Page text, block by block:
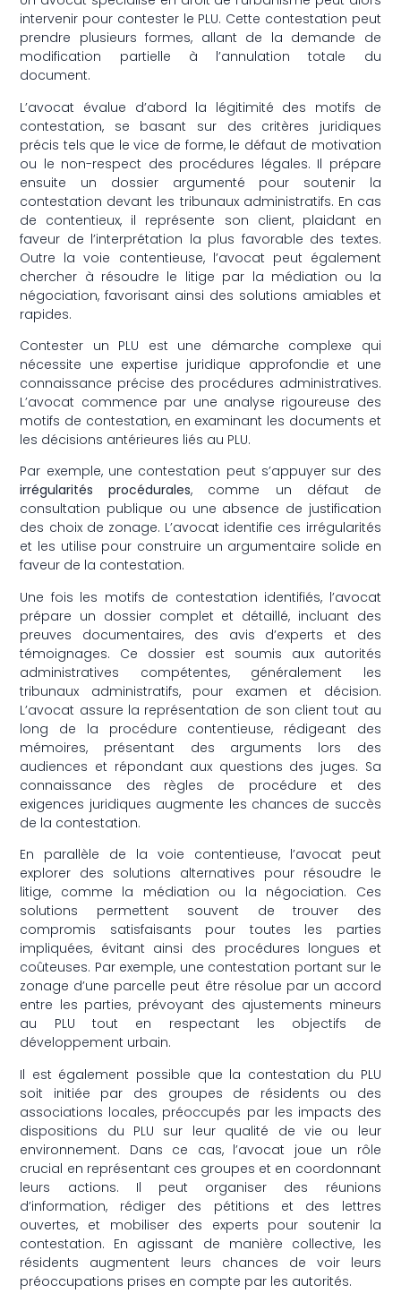
intervenir pour contester le PLU. Cette contestation peut
prendre plusieurs formes, allant de la demande de
modification partielle à l’annulation totale du
document.
L’avocat évalue d’abord la légitimité des motifs de
contestation, se basant sur des critères juridiques
précis tels que le vice de forme, le défaut de motivation
ou le non-respect des procédures légales. Il prépare
ensuite un dossier argumenté pour soutenir la
contestation devant les tribunaux administratifs. En cas
de contentieux, il représente son client, plaidant en
faveur de l’interprétation la plus favorable des textes.
Outre la voie contentieuse, l’avocat peut également
chercher à résoudre le litige par la médiation ou la
négociation, favorisant ainsi des solutions amiables et
rapides.
Contester un PLU est une démarche complexe qui
nécessite une expertise juridique approfondie et une
connaissance précise des procédures administratives.
L’avocat commence par une analyse rigoureuse des
motifs de contestation, en examinant les documents et
les décisions antérieures liés au PLU.
Par exemple, une contestation peut s’appuyer sur des
irrégularités procédurales, comme un défaut de
consultation publique ou une absence de justification
des choix de zonage. L’avocat identifie ces irrégularités
et les utilise pour construire un argumentaire solide en
faveur de la contestation.
Une fois les motifs de contestation identifiés, l’avocat
prépare un dossier complet et détaillé, incluant des
preuves documentaires, des avis d’experts et des
témoignages. Ce dossier est soumis aux autorités
administratives compétentes, généralement les
tribunaux administratifs, pour examen et décision.
L’avocat assure la représentation de son client tout au
long de la procédure contentieuse, rédigeant des
mémoires, présentant des arguments lors des
audiences et répondant aux questions des juges. Sa
connaissance des règles de procédure et des
exigences juridiques augmente les chances de succès
de la contestation.
En parallèle de la voie contentieuse, l’avocat peut
explorer des solutions alternatives pour résoudre le
litige, comme la médiation ou la négociation. Ces
solutions permettent souvent de trouver des
compromis satisfaisants pour toutes les parties
impliquées, évitant ainsi des procédures longues et
coûteuses. Par exemple, une contestation portant sur le
zonage d’une parcelle peut être résolue par un accord
entre les parties, prévoyant des ajustements mineurs
au PLU tout en respectant les objectifs de
développement urbain.
Il est également possible que la contestation du PLU
soit initiée par des groupes de résidents ou des
associations locales, préoccupés par les impacts des
dispositions du PLU sur leur qualité de vie ou leur
environnement. Dans ce cas, l’avocat joue un rôle
crucial en représentant ces groupes et en coordonnant
leurs actions. Il peut organiser des réunions
d’information, rédiger des pétitions et des lettres
ouvertes, et mobiliser des experts pour soutenir la
contestation. En agissant de manière collective, les
résidents augmentent leurs chances de voir leurs
préoccupations prises en compte par les autorités.